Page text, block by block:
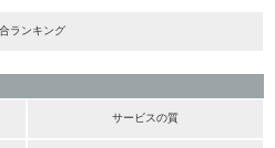
ランキング
サービスの質